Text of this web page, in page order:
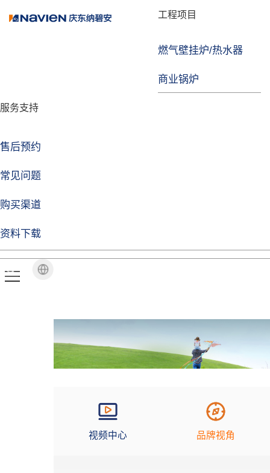
工程项目
燃气壁挂炉/热水器
商业锅炉
服务支持
售后预约
常见问题
购买渠道
资料下载
品牌故事
技术实力
企业动态
焦点注册Life
品牌视角
视频中心 品牌视角